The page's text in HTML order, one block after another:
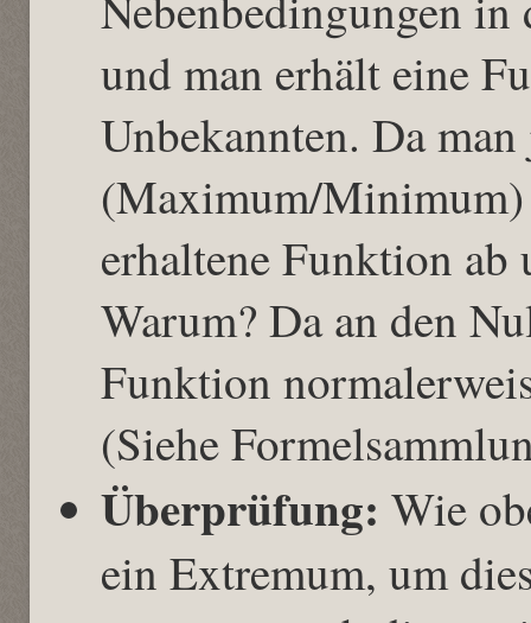
und man erhält eine
Unbekannten. Da
(Maximum/Minimum)
erhaltene Funktion ab
Warum? Da an den
Funktion
(Siehe
Überprüfung: Wie
ein Extremum, um